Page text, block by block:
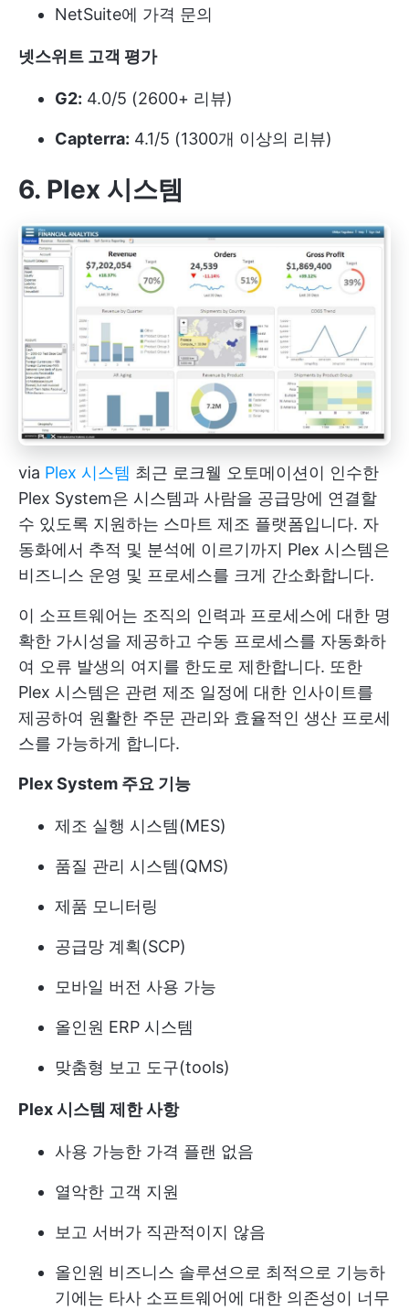
NetSuite에 가격 문의
넷스위트 고객 평가
G2: 4.0/5 (2600+ 리뷰)
Capterra: 4.1/5 (1300개 이상의 리뷰)
6. Plex 시스템
via Plex 시스템 최근 로크웰 오토메이션이 인수한
Plex System은 시스템과 사람을 공급망에 연결할
수 있도록 지원하는 스마트 제조 플랫폼입니다. 자
동화에서 추적 및 분석에 이르기까지 Plex 시스템은
비즈니스 운영 및 프로세스를 크게 간소화합니다.
이 소프트웨어는 조직의 인력과 프로세스에 대한 명
확한 가시성을 제공하고 수동 프로세스를 자동화하
여 오류 발생의 여지를 한도로 제한합니다. 또한
Plex 시스템은 관련 제조 일정에 대한 인사이트를
제공하여 원활한 주문 관리와 효율적인 생산 프로세
스를 가능하게 합니다.
Plex System 주요 기능
제조 실행 시스템(MES)
품질 관리 시스템(QMS)
제품 모니터링
공급망 계획(SCP)
모바일 버전 사용 가능
올인원 ERP 시스템
맞춤형 보고 도구(tools)
Plex 시스템 제한 사항
사용 가능한 가격 플랜 없음
열악한 고객 지원
보고 서버가 직관적이지 않음
올인원 비즈니스 솔루션으로 최적으로 기능하
기에는 타사 소프트웨어에 대한 의존성이 너무